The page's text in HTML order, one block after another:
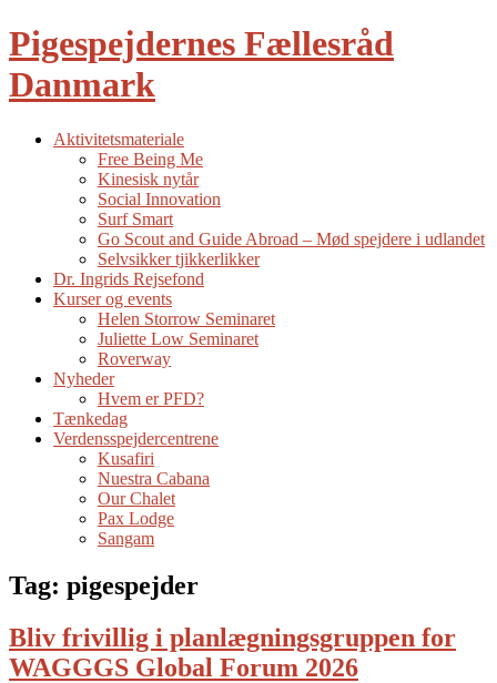
Pigespejdernes Fællesråd
Danmark
Aktivitetsmateriale
Free Being Me
Kinesisk nytår
Social Innovation
Surf Smart
Go Scout and Guide Abroad – Mød spejdere i udlandet
Selvsikker tjikkerlikker
Dr. Ingrids Rejsefond
Kurser og events
Helen Storrow Seminaret
Juliette Low Seminaret
Roverway
Nyheder
Hvem er PFD?
Tænkedag
Verdensspejdercentrene
Kusafiri
Nuestra Cabana
Our Chalet
Pax Lodge
Sangam
Tag: pigespejder
Bliv frivillig i planlægningsgruppen for
WAGGGS Global Forum 2026